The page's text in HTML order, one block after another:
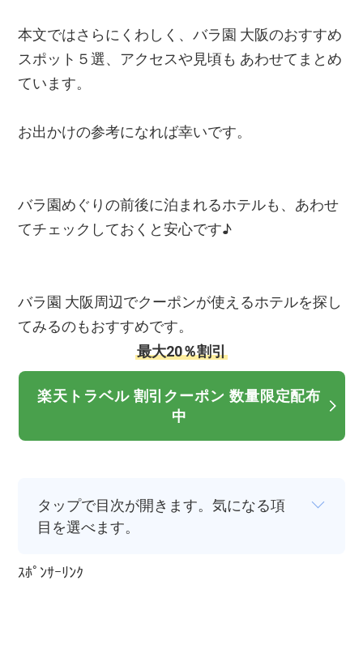
本文ではさらにくわしく、バラ園 大阪のおすすめ
スポット５選、アクセスや見頃も あわせてまとめ
ています。
お出かけの参考になれば幸いです。
バラ園めぐりの前後に泊まれるホテルも、あわせ
てチェックしておくと安心です♪
バラ園 大阪周辺でクーポンが使えるホテルを探し
てみるのもおすすめです。
最大20％割引
楽天トラベル 割引クーポン 数量限定配布
中
タップで目次が開きます。気になる項
目を選べます。
ｽﾎﾟﾝｻｰﾘﾝｸ